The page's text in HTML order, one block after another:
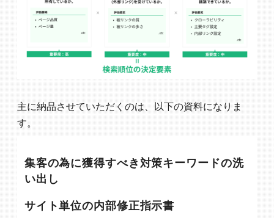
主に納品させていただくのは、以下の資料になりま
す。
集客の為に獲得すべき対策キーワードの洗
い出し
サイト単位の内部修正指示書